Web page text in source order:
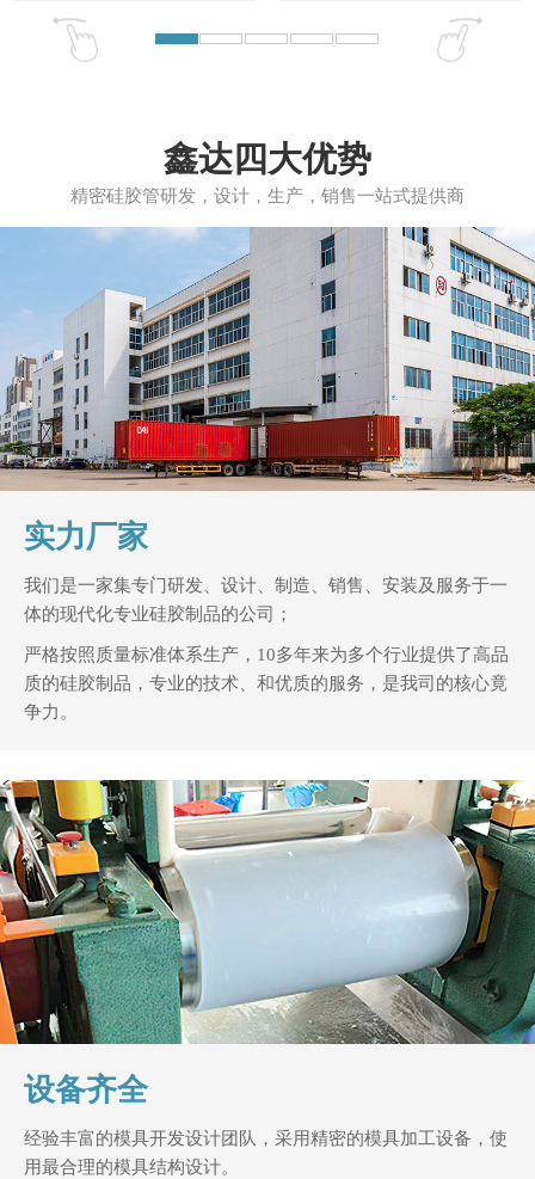
鑫达四大优势
精密硅胶管研发，设计，生产，销售一站式提供商
实力厂家
我们是一家集专门研发、设计、制造、销售、安装及服务于一
体的现代化专业硅胶制品的公司；
严格按照质量标准体系生产，10多年来为多个行业提供了高品
质的硅胶制品，专业的技术、和优质的服务，是我司的核心竟
争力。
设备齐全
经验丰富的模具开发设计团队，采用精密的模具加工设备，使
用最合理的模具结构设计。